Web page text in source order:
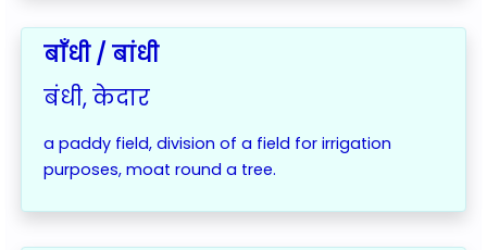
बाँधी / बांधी
बंधी, केदार
a paddy field, division of a field for irrigation
purposes, moat round a tree.